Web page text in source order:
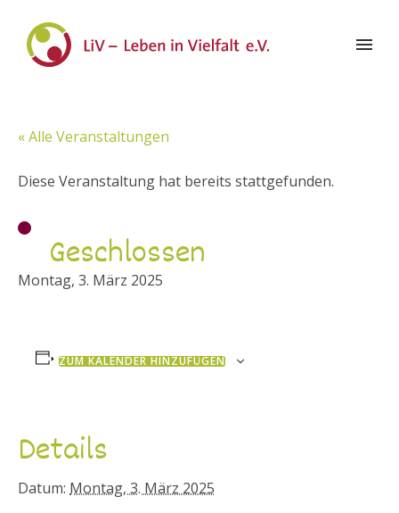
« Alle Veranstaltungen
Diese Veranstaltung hat bereits stattgefunden.
Geschlossen
Montag, 3. März 2025
ZUM KALENDER HINZUFÜGEN
Details
Datum: Montag, 3. März 2025